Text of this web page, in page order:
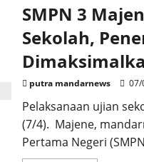
Alasan
Harus
Kuliah
di
ITBM
Polman
SMPN 3
Sekolah,
putra mandarnews 07/
Pelaksanaan ujian
(7/4). Majene,
Pertama Negeri